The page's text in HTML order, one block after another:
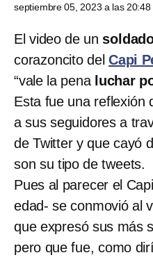
septiembre 05, 2023 a las 20:48
El video de un
corazoncito delCapi
“vale la pena luchar
Esta fue una reflexión
a sus seguidores a
de Twitter y que cayó
son su tipo de tweets.
Pues al parecer el
edad- se conmovió al
que expresó sus más
pero que fue, como